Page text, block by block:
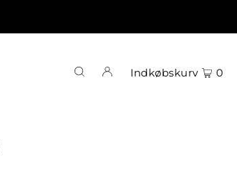
Indkøbskurv 0